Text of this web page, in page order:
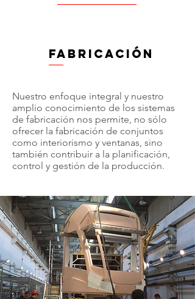
fabricación
Nuestro enfoque integral y nuestro
amplio conocimiento de los sistemas
de fabricación nos permite, no sólo
ofrecer la fabricación de conjuntos
como interiorismo y ventanas, sino
también contribuir a la planificación,
control y gestión de la producción.